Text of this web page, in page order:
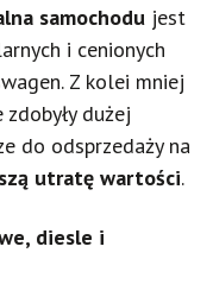
samochodu jest
i cenionych
Z kolei mniej
dużej
do odsprzedaży na
utratę wartości.
diesle i